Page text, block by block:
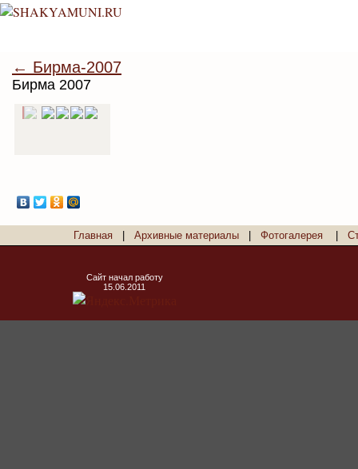
← Бирма-2007
Бирма 2007
Главная Архивные материалы Фотогалерея
Сайт начал работу
15.06.2011